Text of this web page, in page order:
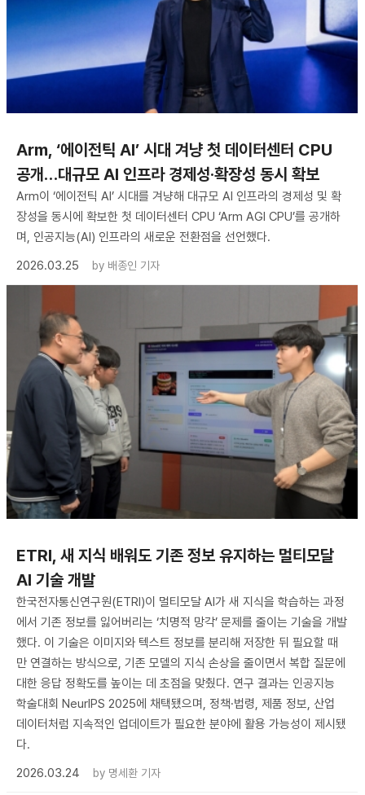
Arm, ‘에이전틱 AI’ 시대 겨냥 첫 데이터센터 CPU
공개…대규모 AI 인프라 경제성·확장성 동시 확보
Arm이 ‘에이전틱 AI’ 시대를 겨냥해 대규모 AI 인프라의 경제성 및 확
장성을 동시에 확보한 첫 데이터센터 CPU ‘Arm AGI CPU’를 공개하
며, 인공지능(AI) 인프라의 새로운 전환점을 선언했다.
2026.03.25
by 배종인 기자
ETRI, 새 지식 배워도 기존 정보 유지하는 멀티모달
AI 기술 개발
한국전자통신연구원(ETRI)이 멀티모달 AI가 새 지식을 학습하는 과정
에서 기존 정보를 잃어버리는 ‘치명적 망각’ 문제를 줄이는 기술을 개발
했다. 이 기술은 이미지와 텍스트 정보를 분리해 저장한 뒤 필요할 때
만 연결하는 방식으로, 기존 모델의 지식 손상을 줄이면서 복합 질문에
대한 응답 정확도를 높이는 데 초점을 맞췄다. 연구 결과는 인공지능
학술대회 NeurIPS 2025에 채택됐으며, 정책·법령, 제품 정보, 산업
데이터처럼 지속적인 업데이트가 필요한 분야에 활용 가능성이 제시됐
다.
2026.03.24
by 명세환 기자